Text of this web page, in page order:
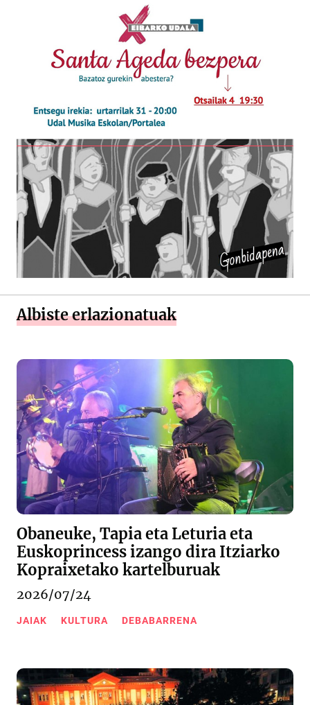
Albiste erlazionatuak
Obaneuke, Tapia eta Leturia eta
Euskoprincess izango dira Itziarko
Kopraixetako kartelburuak
2026/07/24
JAIAK KULTURA DEBABARRENA